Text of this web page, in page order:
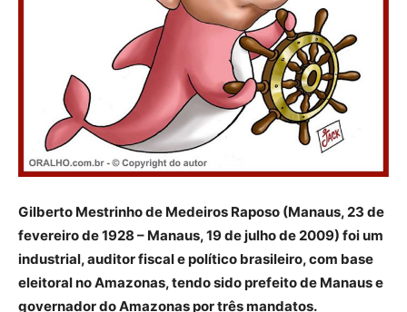
Gilberto Mestrinho de Medeiros Raposo (Manaus, 23 de
fevereiro de 1928 – Manaus, 19 de julho de 2009) foi um
industrial, auditor fiscal e político brasileiro, com base
eleitoral no Amazonas, tendo sido prefeito de Manaus e
governador do Amazonas por três mandatos.